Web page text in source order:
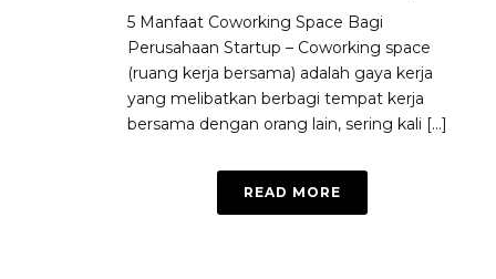
5 Manfaat Coworking Space Bagi
Perusahaan Startup – Coworking space
(ruang kerja bersama) adalah gaya kerja
yang melibatkan berbagi tempat kerja
bersama dengan orang lain, sering kali [...]
READ MORE